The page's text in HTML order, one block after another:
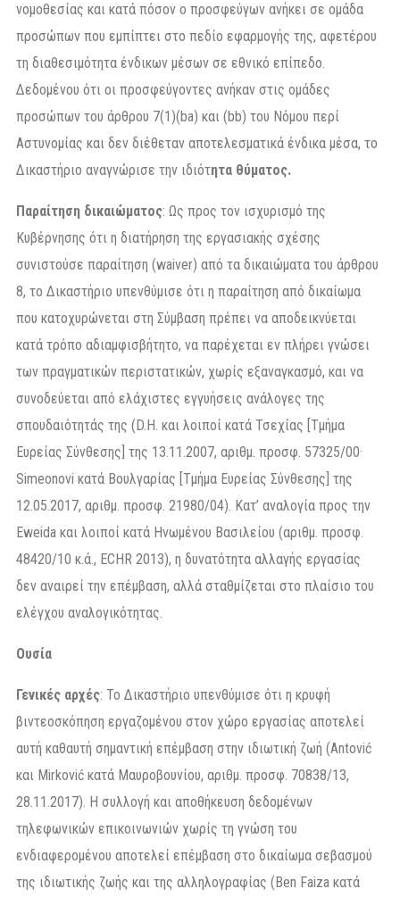
νομοθεσίας και κατά πόσον ο προσφεύγων ανήκει σε ομάδα
προσώπων που εμπίπτει στο πεδίο εφαρμογής της, αφετέρου
τη διαθεσιμότητα ένδικων μέσων σε εθνικό επίπεδο.
Δεδομένου ότι οι προσφεύγοντες ανήκαν στις ομάδες
προσώπων του άρθρου 7(1)(ba) και (bb) του Νόμου περί
Αστυνομίας και δεν διέθεταν αποτελεσματικά ένδικα μέσα, το
Δικαστήριο αναγνώρισε την ιδιότητα θύματος.
Παραίτηση δικαιώματος: Ως προς τον ισχυρισμό της
Κυβέρνησης ότι η διατήρηση της εργασιακής σχέσης
συνιστούσε παραίτηση (waiver) από τα δικαιώματα του άρθρου
8, το Δικαστήριο υπενθύμισε ότι η παραίτηση από δικαίωμα
που κατοχυρώνεται στη Σύμβαση πρέπει να αποδεικνύεται
κατά τρόπο αδιαμφισβήτητο, να παρέχεται εν πλήρει γνώσει
των πραγματικών περιστατικών, χωρίς εξαναγκασμό, και να
συνοδεύεται από ελάχιστες εγγυήσεις ανάλογες της
σπουδαιότητάς της (D.H. και λοιποί κατά Τσεχίας [Τμήμα
Ευρείας Σύνθεσης] της 13.11.2007, αριθμ. προσφ. 57325/00·
Simeonovi κατά Βουλγαρίας [Τμήμα Ευρείας Σύνθεσης] της
12.05.2017, αριθμ. προσφ. 21980/04). Κατ’ αναλογία προς την
Eweida και λοιποί κατά Ηνωμένου Βασιλείου (αριθμ. προσφ.
48420/10 κ.ά., ECHR 2013), η δυνατότητα αλλαγής εργασίας
δεν αναιρεί την επέμβαση, αλλά σταθμίζεται στο πλαίσιο του
ελέγχου αναλογικότητας.
Ουσία
Γενικές αρχές: Το Δικαστήριο υπενθύμισε ότι η κρυφή
βιντεοσκόπηση εργαζομένου στον χώρο εργασίας αποτελεί
αυτή καθαυτή σημαντική επέμβαση στην ιδιωτική ζωή (Antović
και Mirković κατά Μαυροβουνίου, αριθμ. προσφ. 70838/13,
28.11.2017). Η συλλογή και αποθήκευση δεδομένων
τηλεφωνικών επικοινωνιών χωρίς τη γνώση του
ενδιαφερομένου αποτελεί επέμβαση στο δικαίωμα σεβασμού
της ιδιωτικής ζωής και της αλληλογραφίας (Ben Faiza κατά